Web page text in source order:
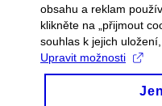
obsahu a reklam
klikněte na „přijmout
souhlas k jejich
Upravit možnosti